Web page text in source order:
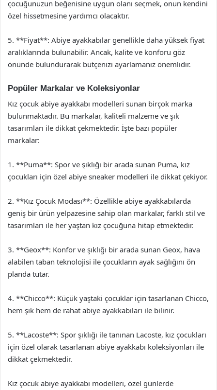
çocuğunuzun beğenisine uygun olanı seçmek, onun kendini
özel hissetmesine yardımcı olacaktır.
5. **Fiyat**: Abiye ayakkabılar genellikle daha yüksek fiyat
aralıklarında bulunabilir. Ancak, kalite ve konforu göz
önünde bulundurarak bütçenizi ayarlamanız önemlidir.
Popüler Markalar ve Koleksiyonlar
Kız çocuk abiye ayakkabı modelleri sunan birçok marka
bulunmaktadır. Bu markalar, kaliteli malzeme ve şık
tasarımları ile dikkat çekmektedir. İşte bazı popüler
markalar:
1. **Puma**: Spor ve şıklığı bir arada sunan Puma, kız
çocukları için özel abiye sneaker modelleri ile dikkat çekiyor.
2. **Kız Çocuk Modası**: Özellikle abiye ayakkabılarda
geniş bir ürün yelpazesine sahip olan markalar, farklı stil ve
tasarımları ile her yaştan kız çocuğuna hitap etmektedir.
3. **Geox**: Konfor ve şıklığı bir arada sunan Geox, hava
alabilen taban teknolojisi ile çocukların ayak sağlığını ön
planda tutar.
4. **Chicco**: Küçük yaştaki çocuklar için tasarlanan Chicco,
hem şık hem de rahat abiye ayakkabıları ile bilinir.
5. **Lacoste**: Spor şıklığı ile tanınan Lacoste, kız çocukları
için özel olarak tasarlanan abiye ayakkabı koleksiyonları ile
dikkat çekmektedir.
Kız çocuk abiye ayakkabı modelleri, özel günlerde